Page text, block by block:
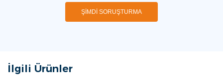
ŞIMDI SORUŞTURMA
İlgili Ürünler